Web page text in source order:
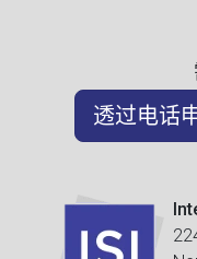
透过电话